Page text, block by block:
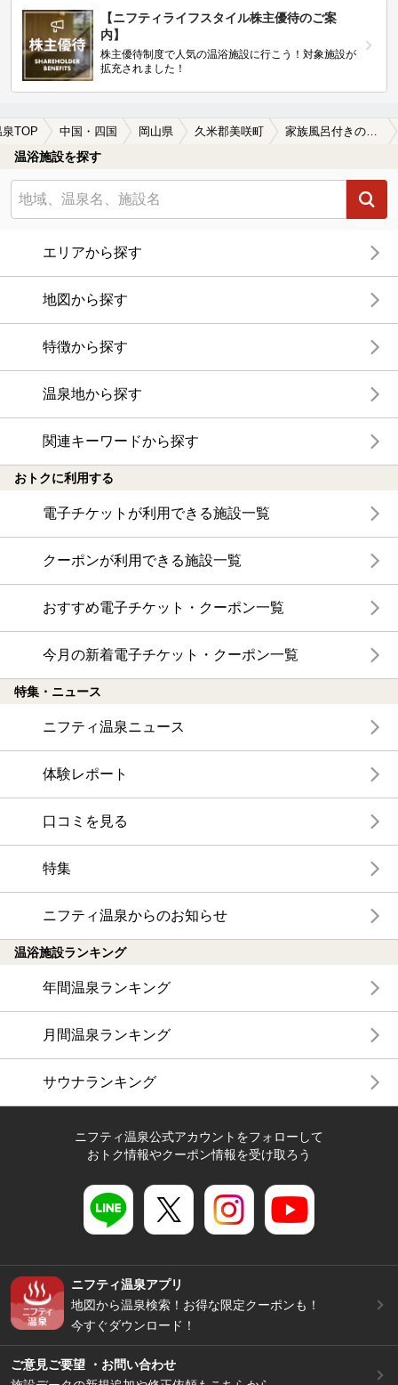
【ニフティライフスタイル株主優待のご案
内】
株主優待制度で人気の温浴施設に行こう！対象施設が
拡充されました！
泉TOP 中国・四国 岡山県 久米郡美咲町
温浴施設を探す
エリアから探す
地図から探す
特徴から探す
温泉地から探す
関連キーワードから探す
おトクに利用する
電子チケットが利用できる施設一覧
クーポンが利用できる施設一覧
おすすめ電子チケット・クーポン一覧
今月の新着電子チケット・クーポン一覧
特集・ニュース
ニフティ温泉ニュース
体験レポート
口コミを見る
特集
ニフティ温泉からのお知らせ
温浴施設ランキング
年間温泉ランキング
月間温泉ランキング
サウナランキング
ニフティ温泉公式アカウントをフォローして
おトク情報やクーポン情報を受け取ろう
ニフティ温泉アプリ
地図から温泉検索！お得な限定クーポンも！
今すぐダウンロード！
ご意見ご要望 ・お問い合わせ